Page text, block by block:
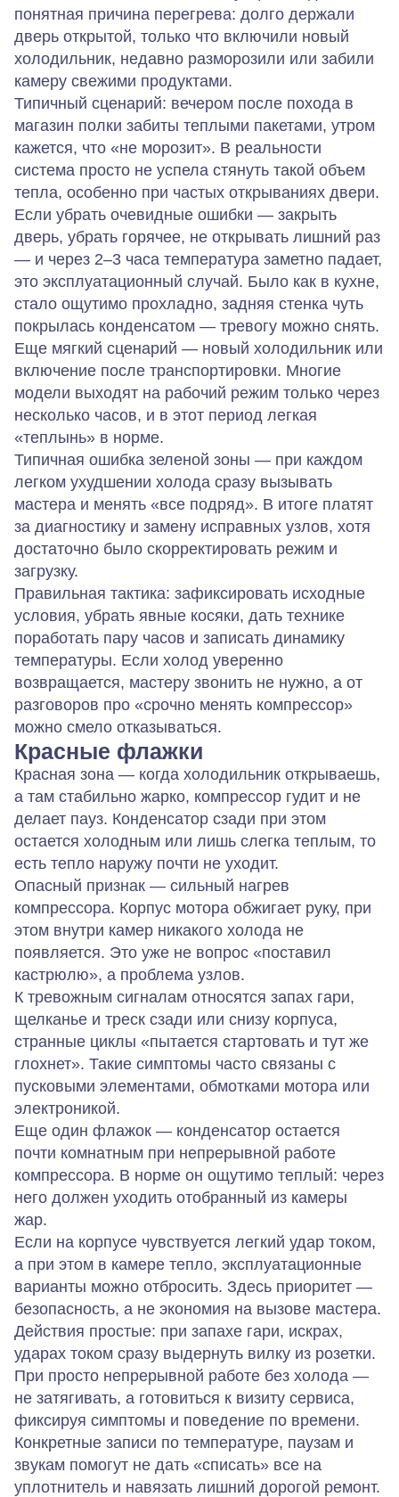
понятная причина перегрева: долго держали
дверь открытой, только что включили новый
холодильник, недавно разморозили или забили
камеру свежими продуктами.
Типичный сценарий: вечером после похода в
магазин полки забиты теплыми пакетами, утром
кажется, что «не морозит». В реальности
система просто не успела стянуть такой объем
тепла, особенно при частых открываниях двери.
Если убрать очевидные ошибки — закрыть
дверь, убрать горячее, не открывать лишний раз
— и через 2–3 часа температура заметно падает,
это эксплуатационный случай. Было как в кухне,
стало ощутимо прохладно, задняя стенка чуть
покрылась конденсатом — тревогу можно снять.
Еще мягкий сценарий — новый холодильник или
включение после транспортировки. Многие
модели выходят на рабочий режим только через
несколько часов, и в этот период легкая
«теплынь» в норме.
Типичная ошибка зеленой зоны — при каждом
легком ухудшении холода сразу вызывать
мастера и менять «все подряд». В итоге платят
за диагностику и замену исправных узлов, хотя
достаточно было скорректировать режим и
загрузку.
Правильная тактика: зафиксировать исходные
условия, убрать явные косяки, дать технике
поработать пару часов и записать динамику
температуры. Если холод уверенно
возвращается, мастеру звонить не нужно, а от
разговоров про «срочно менять компрессор»
можно смело отказываться.
Красные флажки
Красная зона — когда холодильник открываешь,
а там стабильно жарко, компрессор гудит и не
делает пауз. Конденсатор сзади при этом
остается холодным или лишь слегка теплым, то
есть тепло наружу почти не уходит.
Опасный признак — сильный нагрев
компрессора. Корпус мотора обжигает руку, при
этом внутри камер никакого холода не
появляется. Это уже не вопрос «поставил
кастрюлю», а проблема узлов.
К тревожным сигналам относятся запах гари,
щелканье и треск сзади или снизу корпуса,
странные циклы «пытается стартовать и тут же
глохнет». Такие симптомы часто связаны с
пусковыми элементами, обмотками мотора или
электроникой.
Еще один флажок — конденсатор остается
почти комнатным при непрерывной работе
компрессора. В норме он ощутимо теплый: через
него должен уходить отобранный из камеры
жар.
Если на корпусе чувствуется легкий удар током,
а при этом в камере тепло, эксплуатационные
варианты можно отбросить. Здесь приоритет —
безопасность, а не экономия на вызове мастера.
Действия простые: при запахе гари, искрах,
ударах током сразу выдернуть вилку из розетки.
При просто непрерывной работе без холода —
не затягивать, а готовиться к визиту сервиса,
фиксируя симптомы и поведение по времени.
Конкретные записи по температуре, паузам и
звукам помогут не дать «списать» все на
уплотнитель и навязать лишний дорогой ремонт.